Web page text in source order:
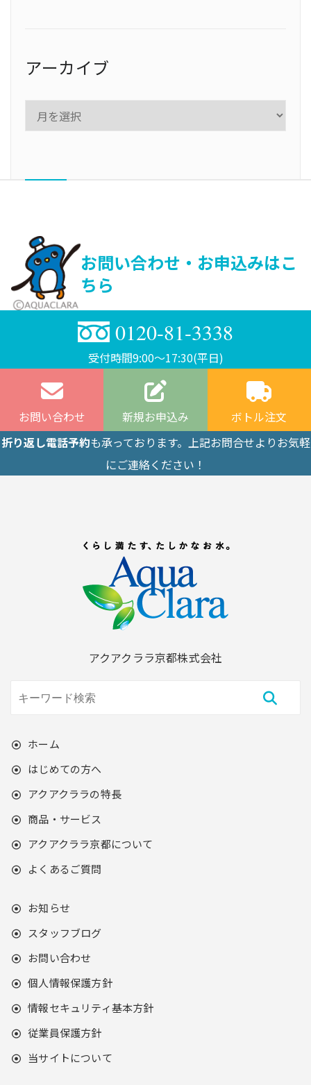
アーカイブ
お問い合わせ・お申込みはこ
ちら
0120-81-3338
受付時間9:00〜17:30(平日)
お問い合わせ 新規お申込み
ボトル注文
折り返し電話予約も承っております。上記お問合せよりお気軽
にご連絡ください！
アクアクララ京都株式会社
ホーム
はじめての方へ
アクアクララの特長
商品・サービス
アクアクララ京都について
よくあるご質問
お知らせ
スタッフブログ
お問い合わせ
個人情報保護方針
情報セキュリティ基本方針
従業員保護方針
当サイトについて